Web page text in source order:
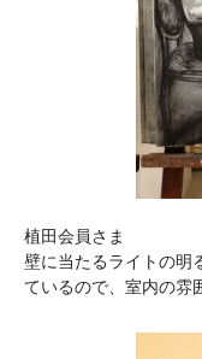
植田会員さま
壁に当たるライトの明
ているので、室内の雰